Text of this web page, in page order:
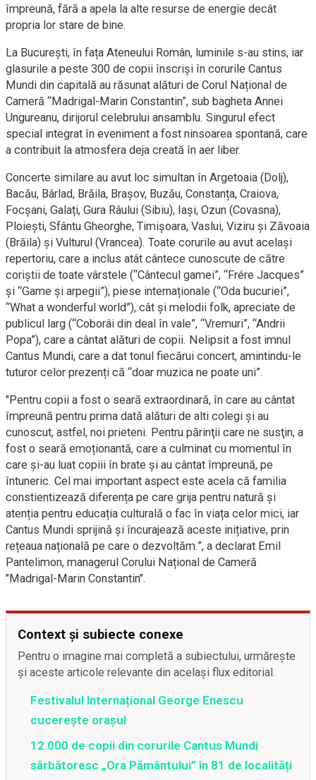
împreună, fără a apela la alte resurse de energie decât
propria lor stare de bine.
La București, în fața Ateneului Român, luminile s-au stins, iar
glasurile a peste 300 de copii înscriși în corurile Cantus
Mundi din capitală au răsunat alături de Corul Național de
Cameră “Madrigal-Marin Constantin”, sub bagheta Annei
Ungureanu, dirijorul celebrului ansamblu. Singurul efect
special integrat în eveniment a fost ninsoarea spontană, care
a contribuit la atmosfera deja creată în aer liber.
Concerte similare au avut loc simultan în Argetoaia (Dolj),
Bacău, Bârlad, Brăila, Brașov, Buzău, Constanța, Craiova,
Focșani, Galați, Gura Râului (Sibiu), Iași, Ozun (Covasna),
Ploiești, Sfântu Gheorghe, Timișoara, Vaslui, Viziru și Zăvoaia
(Brăila) și Vulturul (Vrancea). Toate corurile au avut același
repertoriu, care a inclus atât cântece cunoscute de către
coriștii de toate vârstele (“Cântecul gamei”, “Frére Jacques”
și “Game şi arpegii”), piese internaționale (“Oda bucuriei”,
“What a wonderful world”), cât și melodii folk, apreciate de
publicul larg (“Coborâi din deal în vale”, “Vremuri”, “Andrii
Popa”), care a cântat alături de copii. Nelipsit a fost imnul
Cantus Mundi, care a dat tonul fiecărui concert, amintindu-le
tuturor celor prezenți că “doar muzica ne poate uni”.
"Pentru copii a fost o seară extraordinară, în care au cântat
împreună pentru prima dată alături de alti colegi și au
cunoscut, astfel, noi prieteni. Pentru părinţii care ne susţin, a
fost o seară emoționantă, care a culminat cu momentul în
care şi-au luat copiii în brate şi au cântat împreună, pe
întuneric. Cel mai important aspect este acela că familia
constientizează diferența pe care grija pentru natură și
atenția pentru educația culturală o fac în viața celor mici, iar
Cantus Mundi sprijină și încurajează aceste inițiative, prin
rețeaua națională pe care o dezvoltăm.”, a declarat Emil
Pantelimon, managerul Corului Național de Cameră
"Madrigal-Marin Constantin".
Context și subiecte conexe
Pentru o imagine mai completă a subiectului, urmărește
și aceste articole relevante din același flux editorial.
Festivalul Internațional George Enescu
cucerește orașul
12.000 de copii din corurile Cantus Mundi
sărbătoresc „Ora Pământului” în 81 de localități